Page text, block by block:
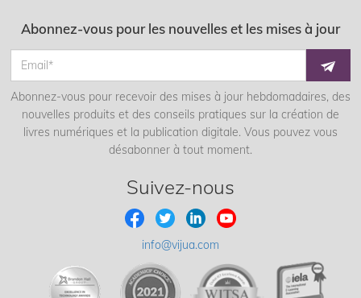
Abonnez-vous pour les nouvelles et les mises à jour
Abonnez-vous pour recevoir des mises à jour hebdomadaires, des
nouvelles produits et des conseils pratiques sur la création de
livres numériques et la publication digitale. Vous pouvez vous
désabonner à tout moment.
Suivez-nous
info@vijua.com